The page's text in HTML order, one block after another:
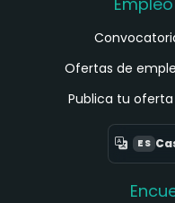
Ofertas de
Publica tu
ES